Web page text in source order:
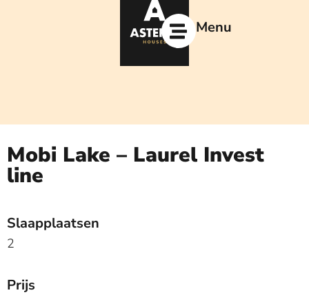
Menu
Mobi Lake – Laurel Invest
line
Slaapplaatsen
2
Prijs